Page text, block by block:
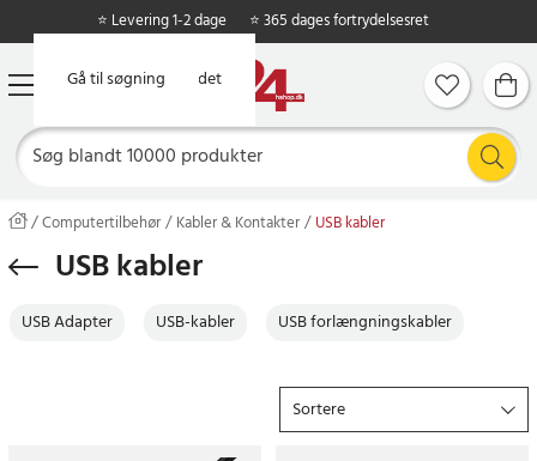
Gå til hovedindholdet
Gå til søgning
⭐ Levering 1-2 dage ⭐ 365 dages fortrydelsesret
Computertilbehør Kabler & Kontakter USB kabler
USB kabler
USB Adapter USB-kabler USB forlængningskabler
Sortere